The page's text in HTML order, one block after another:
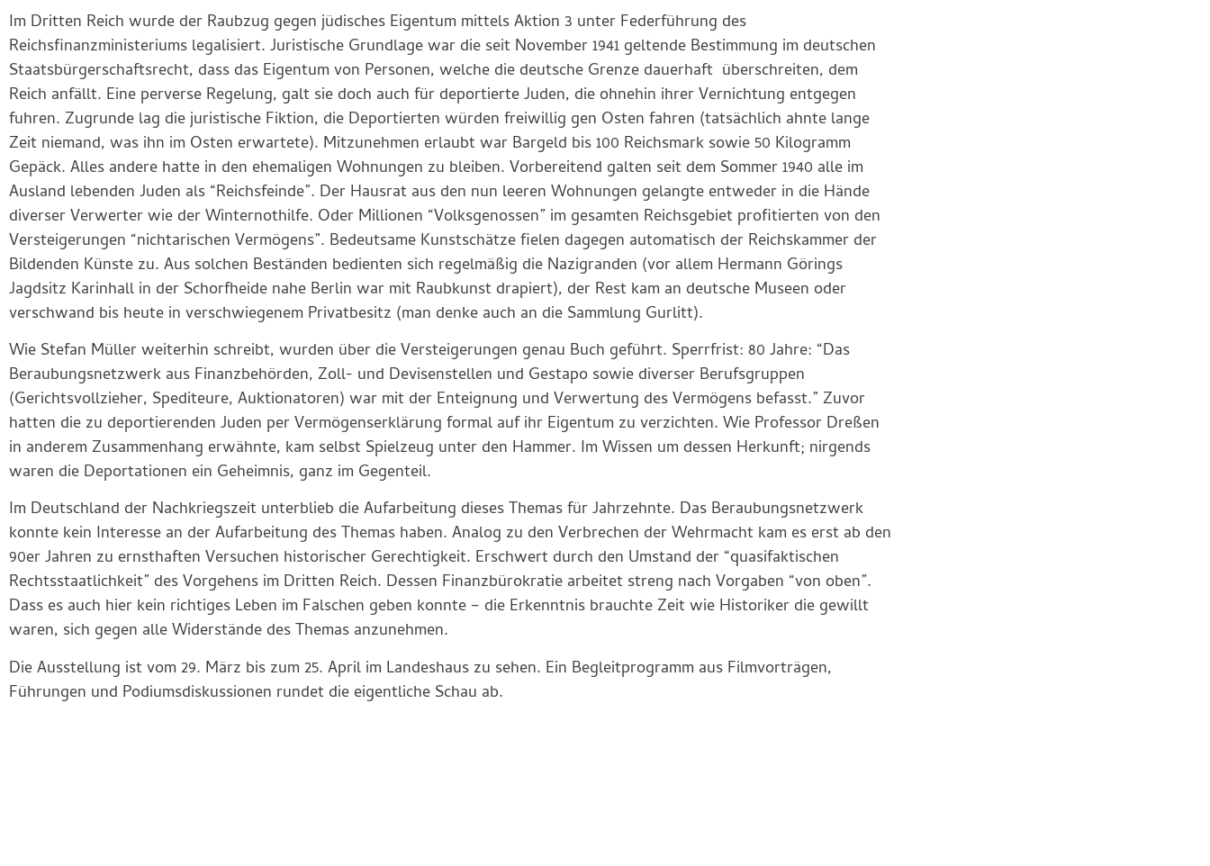
Im Dritten Reich wurde der Raubzug gegen jüdisches Eigentum mittels Aktion 3 unter Federführung des
Reichsfinanzministeriums legalisiert. Juristische Grundlage war die seit November 1941 geltende Bestimmung im deutschen
Staatsbürgerschaftsrecht, dass das Eigentum von Personen, welche die deutsche Grenze dauerhaft überschreiten, dem
Reich anfällt. Eine perverse Regelung, galt sie doch auch für deportierte Juden, die ohnehin ihrer Vernichtung entgegen
fuhren. Zugrunde lag die juristische Fiktion, die Deportierten würden freiwillig gen Osten fahren (tatsächlich ahnte lange
Zeit niemand, was ihn im Osten erwartete). Mitzunehmen erlaubt war Bargeld bis 100 Reichsmark sowie 50 Kilogramm
Gepäck. Alles andere hatte in den ehemaligen Wohnungen zu bleiben. Vorbereitend galten seit dem Sommer 1940 alle im
Ausland lebenden Juden als “Reichsfeinde”. Der Hausrat aus den nun leeren Wohnungen gelangte entweder in die Hände
diverser Verwerter wie der Winternothilfe. Oder Millionen “Volksgenossen” im gesamten Reichsgebiet profitierten von den
Versteigerungen “nichtarischen Vermögens”. Bedeutsame Kunstschätze fielen dagegen automatisch der Reichskammer der
Bildenden Künste zu. Aus solchen Beständen bedienten sich regelmäßig die Nazigranden (vor allem Hermann Görings
Jagdsitz Karinhall in der Schorfheide nahe Berlin war mit Raubkunst drapiert), der Rest kam an deutsche Museen oder
verschwand bis heute in verschwiegenem Privatbesitz (man denke auch an die Sammlung Gurlitt).
Wie Stefan Müller weiterhin schreibt, wurden über die Versteigerungen genau Buch geführt. Sperrfrist: 80 Jahre: “Das
Beraubungsnetzwerk aus Finanzbehörden, Zoll- und Devisenstellen und Gestapo sowie diverser Berufsgruppen
(Gerichtsvollzieher, Spediteure, Auktionatoren) war mit der Enteignung und Verwertung des Vermögens befasst.” Zuvor
hatten die zu deportierenden Juden per Vermögenserklärung formal auf ihr Eigentum zu verzichten. Wie Professor Dreßen
in anderem Zusammenhang erwähnte, kam selbst Spielzeug unter den Hammer. Im Wissen um dessen Herkunft; nirgends
waren die Deportationen ein Geheimnis, ganz im Gegenteil.
Im Deutschland der Nachkriegszeit unterblieb die Aufarbeitung dieses Themas für Jahrzehnte. Das Beraubungsnetzwerk
konnte kein Interesse an der Aufarbeitung des Themas haben. Analog zu den Verbrechen der Wehrmacht kam es erst ab den
90er Jahren zu ernsthaften Versuchen historischer Gerechtigkeit. Erschwert durch den Umstand der “quasifaktischen
Rechtsstaatlichkeit” des Vorgehens im Dritten Reich. Dessen Finanzbürokratie arbeitet streng nach Vorgaben “von oben”.
Dass es auch hier kein richtiges Leben im Falschen geben konnte – die Erkenntnis brauchte Zeit wie Historiker die gewillt
waren, sich gegen alle Widerstände des Themas anzunehmen.
Die Ausstellung ist vom 29. März bis zum 25. April im Landeshaus zu sehen. Ein Begleitprogramm aus Filmvorträgen,
Führungen und Podiumsdiskussionen rundet die eigentliche Schau ab.